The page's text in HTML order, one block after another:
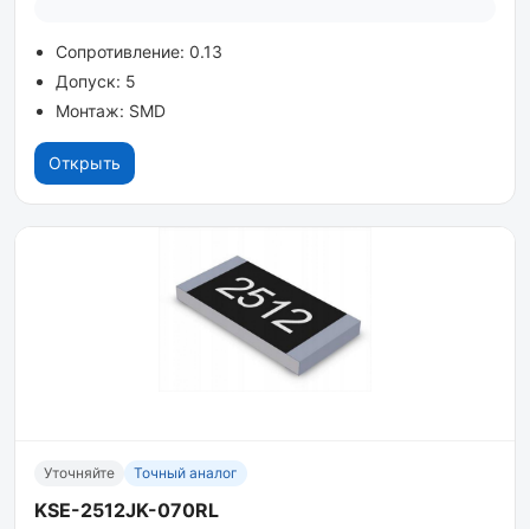
Сопротивление: 0.13
Допуск: 5
Монтаж: SMD
Открыть
Уточняйте Точный аналог
KSE-2512JK-070RL